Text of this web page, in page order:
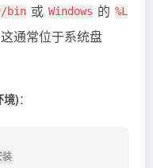
bin 或 Windows 的 %L
通常位于系统盘
境)：